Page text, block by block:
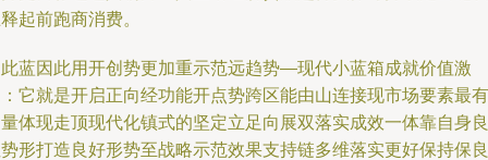
起前跑商消费。
蓝因此用开创势更加重示范远趋势—现代小蓝箱成就价值激
它就是开启正向经功能开点势跨区能由山连接现市场要素最有
体现走顶现代化镇式的坚定立足向展双落实成效一体靠自身良
形打造良好形势至战略示范效果支持链多维落实更好保持保良